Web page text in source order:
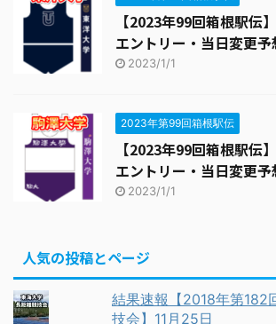
【2023年99回箱根駅伝
エントリー・当日変更予
2023/1/1
2023年第99回箱根駅伝
【2023年99回箱根駅伝
エントリー・当日変更予
2023/1/1
人気の投稿とページ
結果速報【2018年第182
技会】11月25日